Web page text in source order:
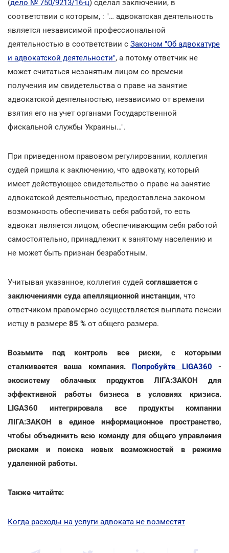
(дело № 750/9213/16-ц) сделал заключении, в
соответствии с которым, : "… адвокатская деятельность
является независимой профессиональной
деятельностью в соответствии с Законом "Об адвокатуре
и адвокатской деятельности", а потому ответчик не
может считаться незанятым лицом со времени
получения им свидетельства о праве на занятие
адвокатской деятельностью, независимо от времени
взятия его на учет органами Государственной
фискальной службы Украины…".
При приведенном правовом регулировании, коллегия
судей пришла к заключению, что адвокату, который
имеет действующее свидетельство о праве на занятие
адвокатской деятельностью, предоставлена законом
возможность обеспечивать себя работой, то есть
адвокат является лицом, обеспечивающим себя работой
самостоятельно, принадлежит к занятому населению и
не может быть признан безработным.
Учитывая указанное, коллегия судей соглашается с
заключениями суда апелляционной инстанции, что
ответчиком правомерно осуществляется выплата пенсии
истцу в размере 85 % от общего размера.
Возьмите под контроль все риски, с которыми
сталкивается ваша компания. Попробуйте LIGA360 -
экосистему облачных продуктов ЛІГА:ЗАКОН для
эффективной работы бизнеса в условиях кризиса.
LIGA360 интегрировала все продукты компании
ЛІГА:ЗАКОН в единое информационное пространство,
чтобы объединить всю команду для общего управления
рисками и поиска новых возможностей в режиме
удаленной работы.
Также читайте:
Когда расходы на услуги адвоката не возместят